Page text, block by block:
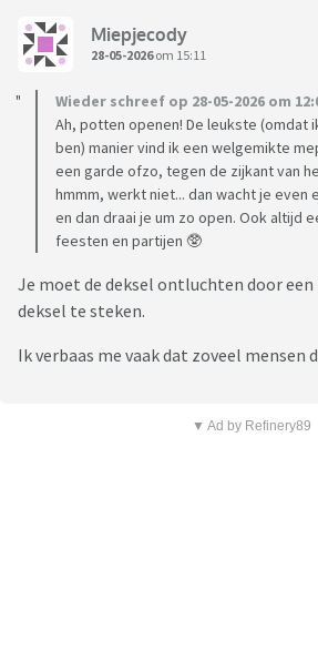
Miepjecody
28-05-2026om 15:11
Wieder schreef op 28-05-2026 om
Ah, potten openen! De leukste (omdat
ben) manier vind ik een welgemikte
een garde ofzo, tegen de zijkant van
hmmm, werkt niet... dan wacht je even
en dan draai je um zo open. Ook altijd
feesten en partijen 🥸
Je moet de deksel ontluchten door een
deksel te steken.
Ik verbaas me vaak dat zoveel mensen
▼ Ad by Refinery89